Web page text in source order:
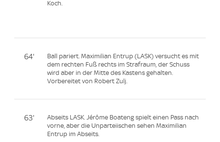
Koch.
64'
Ball pariert. Maximilian Entrup (LASK) versucht es mit
dem rechten Fuß rechts im Strafraum, der Schuss
wird aber in der Mitte des Kastens gehalten.
Vorbereitet von Robert Zulj.
63'
Abseits LASK. Jérôme Boateng spielt einen Pass nach
vorne, aber die Unparteiischen sehen Maximilian
Entrup im Abseits.